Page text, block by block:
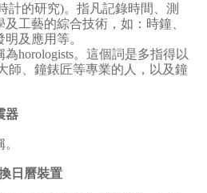
計的研究)。指凡記錄時間、測
工藝的綜合技術，如：時鐘、
及應用等。
為horologists。這個詞是多指得以
師、鐘錶匠等專業的人，以及鐘
器
日曆裝置